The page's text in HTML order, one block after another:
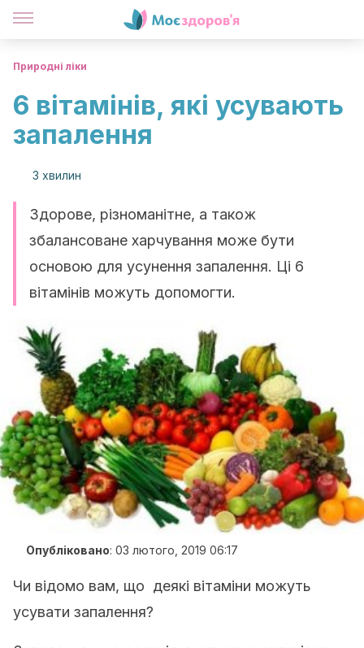
Природні ліки
6 вітамінів, які усувають
запалення
3 хвилин
Здорове, різноманітне, а також
збалансоване харчування може бути
основою для усунення запалення. Ці 6
вітамінів можуть допомогти.
Опубліковано: 03 лютого, 2019 06:17
Чи відомо вам, що деякі вітаміни можуть
усувати запалення?